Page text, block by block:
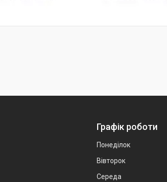
Графік роботи
Понеділок
Вівторок
Середа